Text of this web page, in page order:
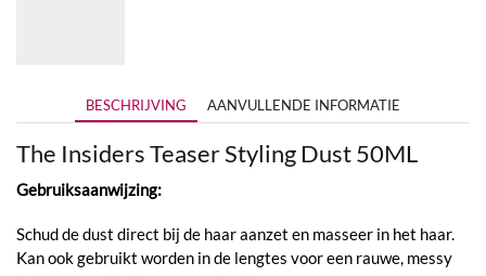
BESCHRIJVING AANVULLENDE INFORMATIE
The Insiders Teaser Styling Dust 50ML
Gebruiksaanwijzing:
Schud de dust direct bij de haar aanzet en masseer in het haar.
Kan ook gebruikt worden in de lengtes voor een rauwe, messy